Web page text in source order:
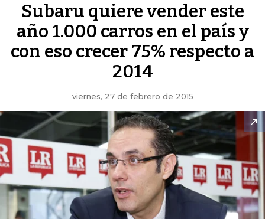
Subaru quiere vender este
año 1.000 carros en el país y
con eso crecer 75% respecto a
2014
viernes, 27 de febrero de 2015